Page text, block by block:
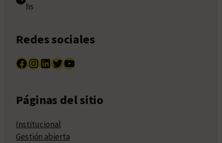
hs
Redes sociales
Facebook InstagramLinkedIn Twitter YouTube
Páginas del sitio
Institucional
Gestión abierta